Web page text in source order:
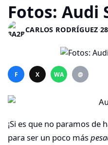
Fotos: Audi
CARLOS RODRÍGUEZ·
F X WA @
¡Si es que no paramos de
para ser un poco más